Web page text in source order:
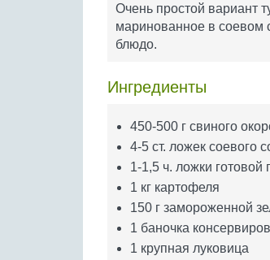
Очень простой вариант
маринованное в соевом
блюдо.
Ингредиенты
450-500 г свиного
4-5 ст. ложек соевого
1-1,5 ч. ложки
1 кг картофеля
150 г замороженной
1 баночка
1 крупная луковица